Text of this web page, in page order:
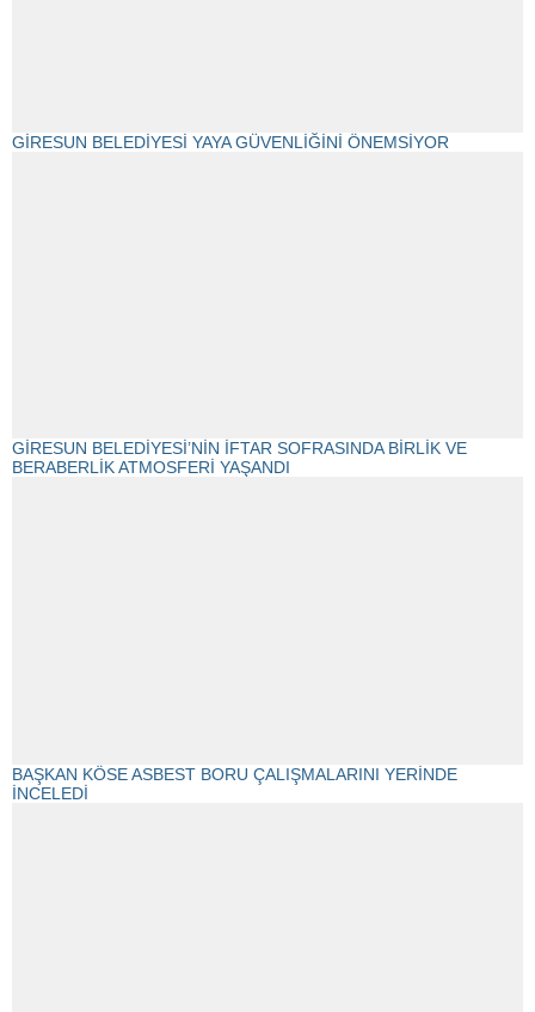
GİRESUN BELEDİYESİ YAYA GÜVENLİĞİNİ ÖNEMSİYOR
GİRESUN BELEDİYESİ’NİN İFTAR SOFRASINDA BİRLİK VE
BERABERLİK ATMOSFERİ YAŞANDI
BAŞKAN KÖSE ASBEST BORU ÇALIŞMALARINI YERİNDE
İNCELEDİ